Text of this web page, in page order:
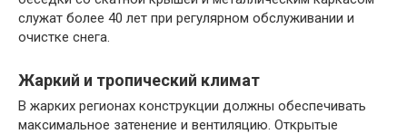
служат более 40 лет при регулярном обслуживании и
очистке снега.
Жаркий и тропический климат
В жарких регионах конструкции должны обеспечивать
максимальное затенение и вентиляцию. Открытые